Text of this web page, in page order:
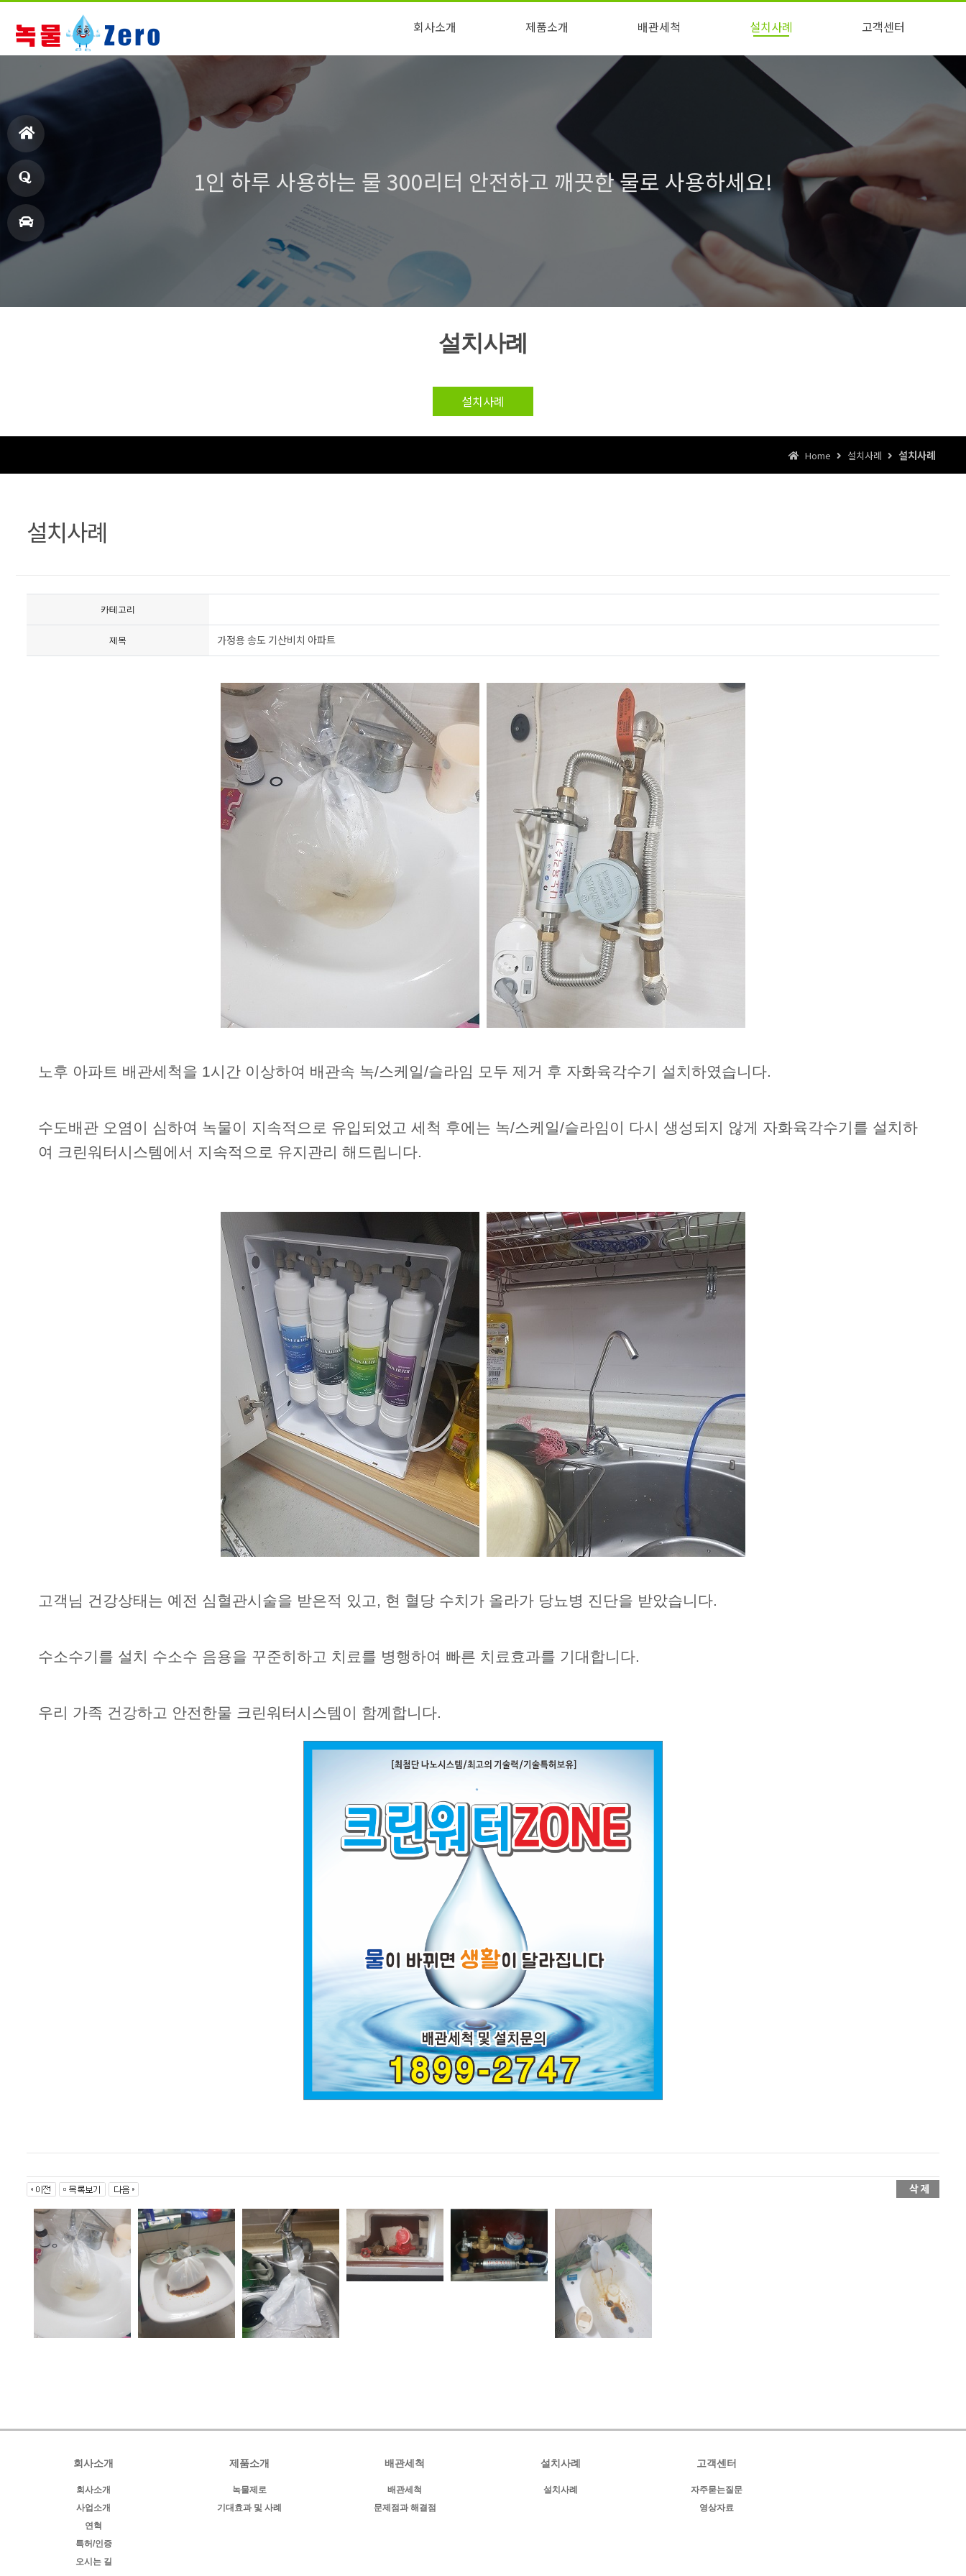
홈
으
로
Q&
A
회사소개 제품소개 배관세척 설치사례
설치사례
고객센터
1인 하루 사용하는 물 300리터 안전하고 깨끗한 물로 사용하세요!
설치사례
설치사례
Home 설치사례 설치사례
설치사례
카테고리
제목 가정용 송도 기산비치 아파트
노후 아파트 배관세척을 1시간 이상하여 배관속 녹/스케일/슬라임 모두 제거 후 자화육각수기 설치하였습니다.
수도배관 오염이 심하여 녹물이 지속적으로 유입되었고 세척 후에는 녹/스케일/슬라임이 다시 생성되지 않게 자화육각수기를 설치하
여 크린워터시스템에서 지속적으로 유지관리 해드립니다.
고객님 건강상태는 예전 심혈관시술을 받은적 있고, 현 혈당 수치가 올라가 당뇨병 진단을 받았습니다.
수소수기를 설치 수소수 음용을 꾸준히하고 치료를 병행하여 빠른 치료효과를 기대합니다.
우리 가족 건강하고 안전한물 크린워터시스템이 함께합니다.
회사소개
회사소개
사업소개
연혁
특허/인증
오시는 길
제품소개
녹물제로
기대효과 및 사례
배관세척
배관세척
문제점과 해결점
설치사례
설치사례
고객센터
자주묻는질문
영상자료